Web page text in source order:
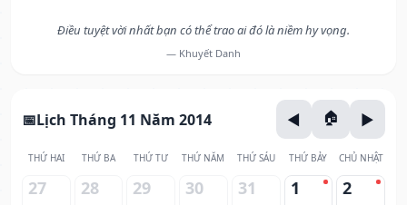
Điều tuyệt vời nhất bạn có thể trao ai đó là niềm hy vọng.
— Khuyết Danh
Lịch Tháng 11 Năm 2014
THỨ HAI THỨ BA THỨ TƯ THỨ NĂM THỨ SÁU THỨ BẢY CHỦ NHẬT
27 28 29 30 31 1 2